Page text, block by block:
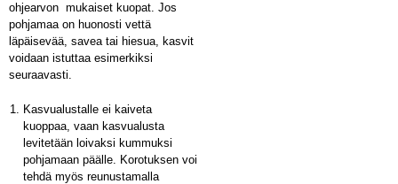
ohjearvon mukaiset kuopat. Jos
pohjamaa on huonosti vettä
läpäisevää, savea tai hiesua, kasvit
voidaan istuttaa esimerkiksi
seuraavasti.
Kasvualustalle ei kaiveta
kuoppaa, vaan kasvualusta
levitetään loivaksi kummuksi
pohjamaan päälle. Korotuksen voi
tehdä myös reunustamalla